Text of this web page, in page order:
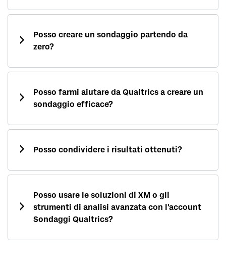
Posso creare un sondaggio partendo da
zero?
Posso farmi aiutare da Qualtrics a creare un
sondaggio efficace?
Posso condividere i risultati ottenuti?
Posso usare le soluzioni di XM o gli
strumenti di analisi avanzata con l'account
Sondaggi Qualtrics?